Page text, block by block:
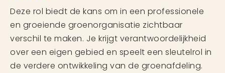
Deze rol biedt de kans om in een professionele
en groeiende groenorganisatie zichtbaar
verschil te maken. Je krijgt verantwoordelijkheid
over een eigen gebied en speelt een sleutelrol in
de verdere ontwikkeling van de groenafdeling.